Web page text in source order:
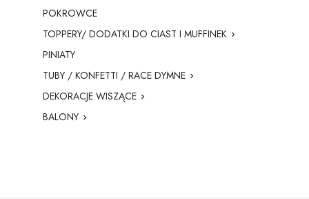
POKROWCE
TOPPERY/ DODATKI DO CIAST I MUFFINEK 
PINIATY
TUBY / KONFETTI / RACE DYMNE 
DEKORACJE WISZĄCE 
BALONY 